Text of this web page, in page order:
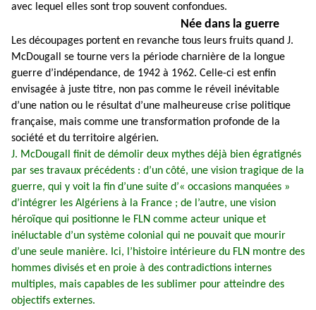
avec lequel elles sont trop souvent confondues.
Née dans la guerre
Les découpages portent en revanche tous leurs fruits quand J.
McDougall se tourne vers la période charnière de la longue
guerre d’indépendance, de 1942 à 1962. Celle-ci est enfin
envisagée à juste titre, non pas comme le réveil inévitable
d’une nation ou le résultat d’une malheureuse crise politique
française, mais comme une transformation profonde de la
société et du territoire algérien.
J. McDougall finit de démolir deux mythes déjà bien égratignés
par ses travaux précédents : d’un côté, une vision tragique de la
guerre, qui y voit la fin d’une suite d’« occasions manquées »
d’intégrer les Algériens à la France ; de l’autre, une vision
héroïque qui positionne le FLN comme acteur unique et
inéluctable d’un système colonial qui ne pouvait que mourir
d’une seule manière. Ici, l’histoire intérieure du FLN montre des
hommes divisés et en proie à des contradictions internes
multiples, mais capables de les sublimer pour atteindre des
objectifs externes.